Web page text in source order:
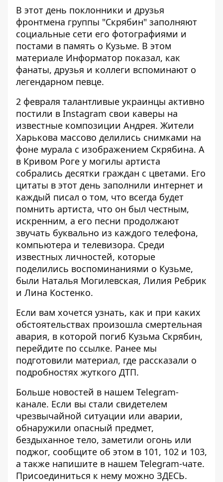
В этот день поклонники и друзья
фронтмена группы "Скрябин" заполняют
социальные сети его фотографиями и
постами в память о Кузьме. В этом
материале Информатор показал, как
фанаты, друзья и коллеги вспоминают о
легендарном певце.
2 февраля талантливые украинцы активно
постили в Instagram свои каверы на
известные композиции Андрея. Жители
Харькова массово делились снимками на
фоне мурала с изображением Скрябина. А
в Кривом Роге у могилы артиста
собрались десятки граждан с цветами. Его
цитаты в этот день заполнили интернет и
каждый писал о том, что всегда будет
помнить артиста, что он был честным,
искренним, а его песни продолжают
звучать буквально из каждого телефона,
компьютера и телевизора. Среди
известных личностей, которые
поделились воспоминаниями о Кузьме,
были Наталья Могилевская, Лилия Ребрик
и Лина Костенко.
Если вам хочется узнать, как и при каких
обстоятельствах произошла смертельная
авария, в которой погиб Кузьма Скрябин,
перейдите по ссылке. Ранее мы
подготовили материал, где рассказали о
подробностях жуткого ДТП.
Больше новостей в нашем Telegram-
канале. Если вы стали свидетелем
чрезвычайной ситуации или аварии,
обнаружили опасный предмет,
бездыханное тело, заметили огонь или
поджог, сообщите об этом в 101, 102 и 103,
а также напишите в нашем Telegram-чате.
Присоединиться к нему можно ЗДЕСЬ.